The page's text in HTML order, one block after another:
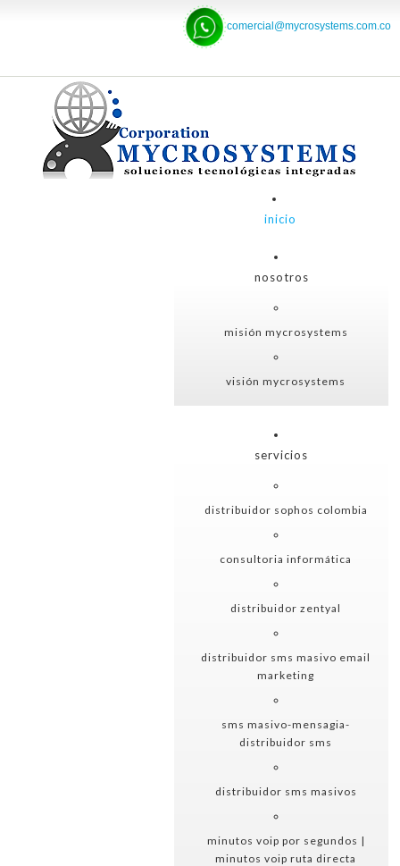
comercial@mycrosystems.com.co
inicio
nosotros
misión mycrosystems
visión mycrosystems
servicios
distribuidor sophos colombia
consultoria informática
distribuidor zentyal
distribuidor sms masivo email
marketing
sms masivo-mensagia-
distribuidor sms
distribuidor sms masivos
minutos voip por segundos |
minutos voip ruta directa